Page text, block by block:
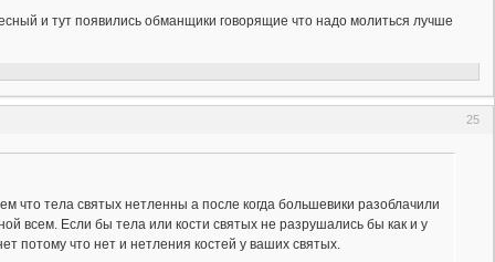
и тут появились обманщики говорящие что надо молиться лучше
25
что тела святых нетленны а после когда большевики разоблачили
всем. Если бы тела или кости святых не разрушались бы как и у
потому что нет и нетления костей у ваших святых.